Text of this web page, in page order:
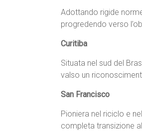
Adottando rigide
progredendo verso
Curitiba
Situata nel sud del
valso un
San Francisco
Pioniera nel riciclo e
completa transizione